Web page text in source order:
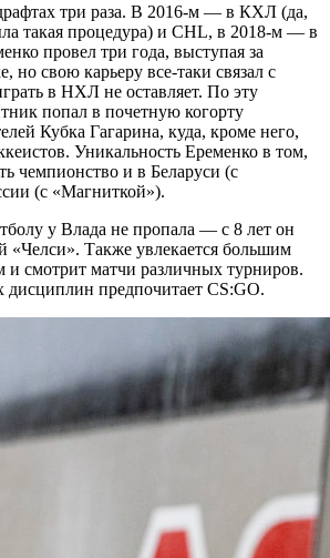
три раза. В 2016-м — в КХЛ (да,
такая процедура) и CHL, в 2018-м — в
провел три года, выступая за
но свою карьеру все-таки связал с
в НХЛ не оставляет. По эту
попал в почетную когорту
Кубка Гагарина, куда, кроме него,
Уникальность Еременко в том,
чемпионство и в Беларуси (с
(с «Магниткой»).
у Влада не пропала — с 8 лет он
«Челси». Также увлекается большим
и смотрит матчи различных турниров.
предпочитает CS:GO.